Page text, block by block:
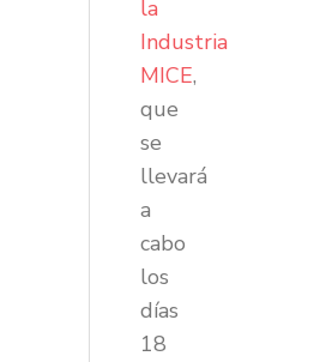
la
Industria
MICE,
que
se
llevará
a
cabo
los
días
18